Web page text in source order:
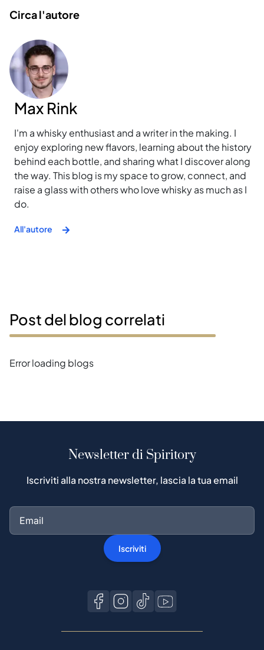
Circa l'autore
Max Rink
I'm a whisky enthusiast and a writer in the making. I
enjoy exploring new flavors, learning about the history
behind each bottle, and sharing what I discover along
the way. This blog is my space to grow, connect, and
raise a glass with others who love whisky as much as I
do.
All'autore
Post del blog correlati
Error loading blogs
Newsletter di Spiritory
Iscriviti alla nostra newsletter, lascia la tua email
Iscriviti